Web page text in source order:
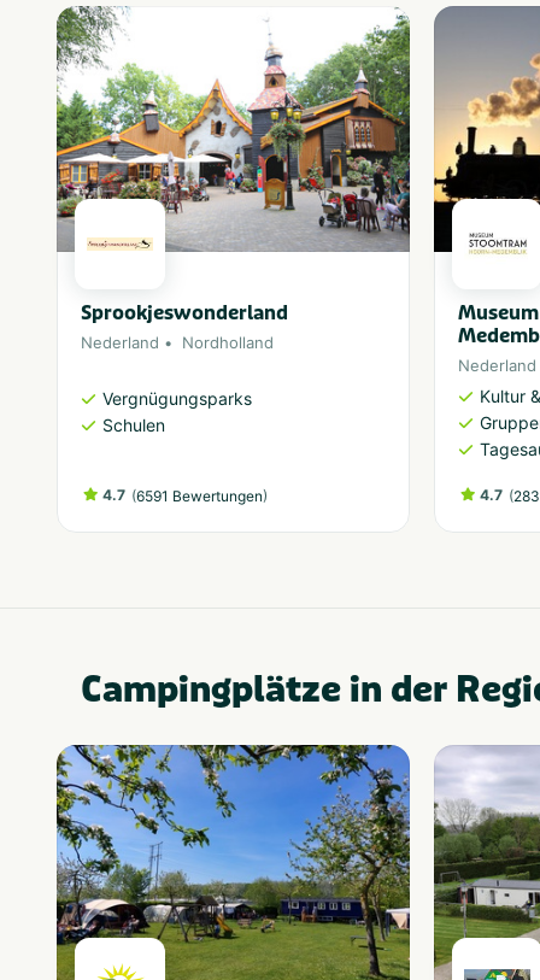
Sprookjeswonderland
Nederland Nordholland
Vergnügungsparks
Schulen
4.7 (6591 Bewertungen)
Nederland
Kultur
4.7 (
Campingplätze in der